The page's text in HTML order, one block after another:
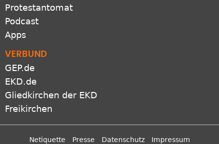
Protestantomat
Podcast
Apps
VERBUND
GEP.de
EKD.de
Gliedkirchen der EKD
Freikirchen
Netiquette Presse Datenschutz Impressum